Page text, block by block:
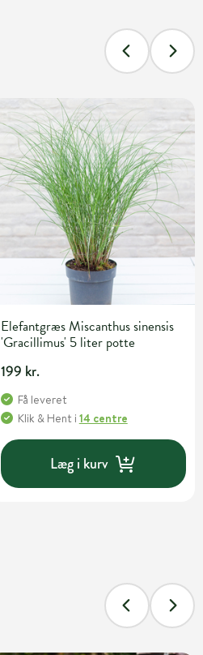
Elefantgræs Miscanthus sinensis
'Gracillimus' 5 liter potte
199 kr.
Få leveret
Klik & Hent i 14 centre
Læg i kurv